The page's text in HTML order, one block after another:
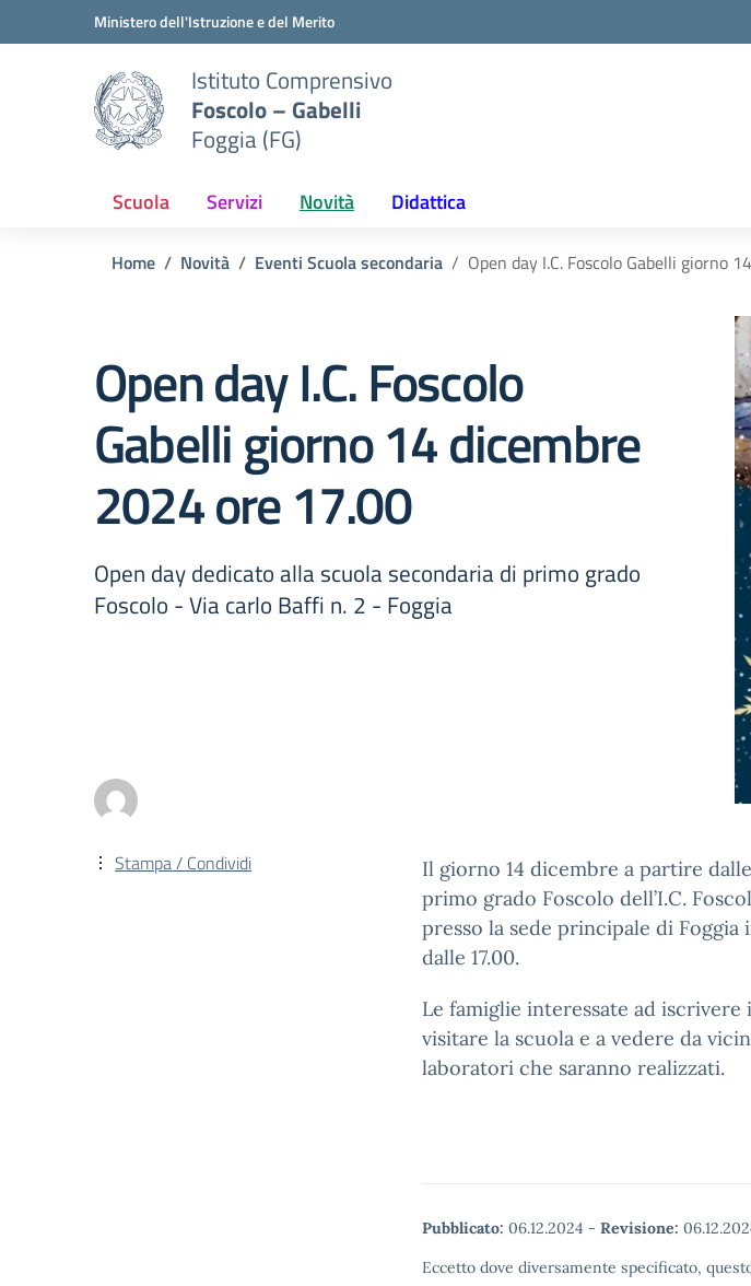
Vai ai contenuti
Vai al menu di navigazioneMinistero dell'Istruzione e del Merito
Istituto Comprensivo
Foscolo – Gabelli
Foggia (FG)
Scuola Servizi Novità Didattica
Home Novità Eventi Scuola secondaria Open day I.C. Foscolo Gabelli giorno
Open day I.C. Foscolo
Gabelli giorno 14 dicembre
2024 ore 17.00
Open day dedicato alla scuola secondaria di primo grado
Foscolo - Via carlo Baffi n. 2 - Foggia
Il giorno 14 dicembre a partire
primo grado Foscolo dell’I.C.
presso la sede principale di Foggia
dalle 17.00.
Le famiglie interessate ad
visitare la scuola e a vedere da
laboratori che saranno realizzati.
Pubblicato: 06.12.2024 - Revisione:
Eccetto dove diversamente specificato,
Stampa / Condividi